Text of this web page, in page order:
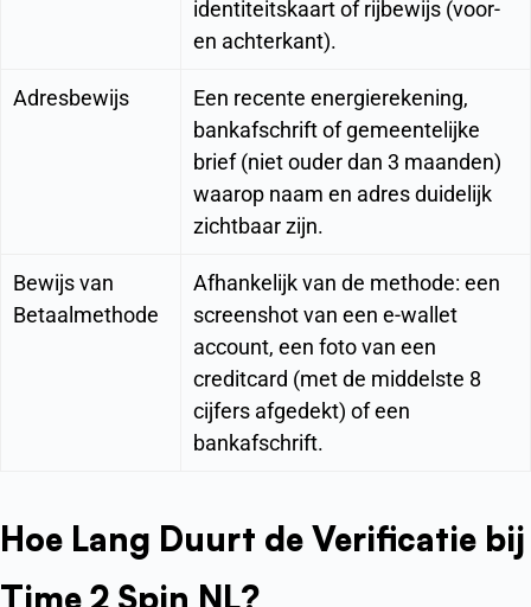
identiteitskaart of rijbewijs (voor-
en achterkant).
Adresbewijs
Een recente energierekening,
bankafschrift of gemeentelijke
brief (niet ouder dan 3 maanden)
waarop naam en adres duidelijk
zichtbaar zijn.
Bewijs van
Betaalmethode
Afhankelijk van de methode: een
screenshot van een e-wallet
account, een foto van een
creditcard (met de middelste 8
cijfers afgedekt) of een
bankafschrift.
Hoe Lang Duurt de Verificatie bij
Time 2 Spin NL?